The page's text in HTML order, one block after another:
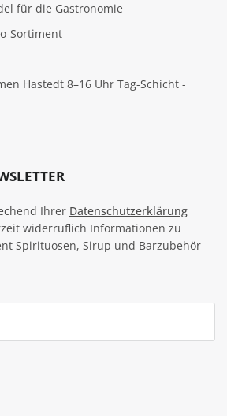
für die Gastronomie
Sortiment
Hastedt 8–16 Uhr Tag-Schicht -
Ihrer Datenschutzerklärung
widerruflich Informationen zu
Spirituosen, Sirup und Barzubehör